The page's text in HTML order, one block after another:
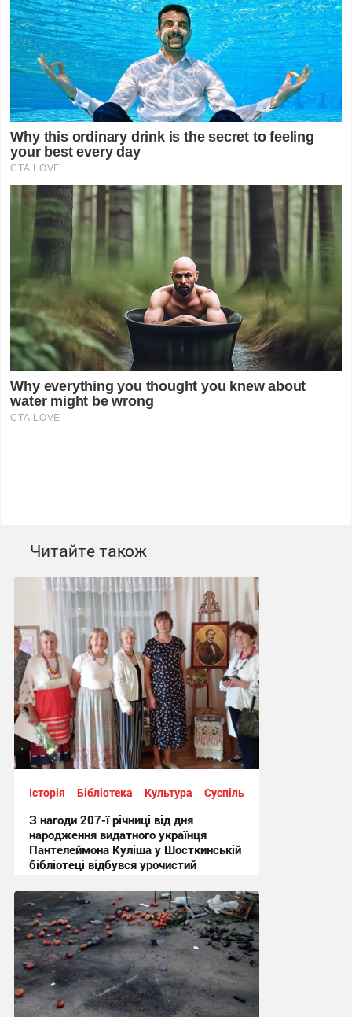
Читайте також
Історія Бібліотека Культура Суспільство
З нагоди 207-ї річниці від дня
народження видатного українця
Пантелеймона Куліша у Шосткинській
бібліотеці відбувся урочистий
культурно-мистецький захід + Фото
12:44, 7.08.2026